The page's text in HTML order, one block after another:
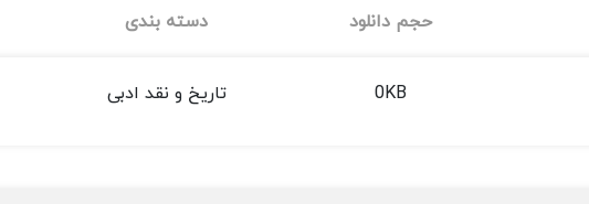
حجم دانلود دسته بندی
0KB تاریخ و نقد ادبی